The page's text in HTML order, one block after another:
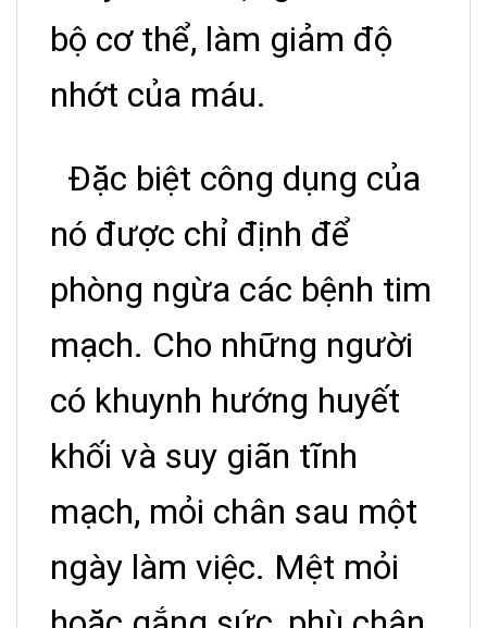
bộ cơ thể, làm giảm độ
nhớt của máu.
Đặc biệt công dụng của
nó được chỉ định để
phòng ngừa các bệnh tim
mạch. Cho những người
có khuynh hướng huyết
khối và suy giãn tĩnh
mạch, mỏi chân sau một
ngày làm việc. Mệt mỏi